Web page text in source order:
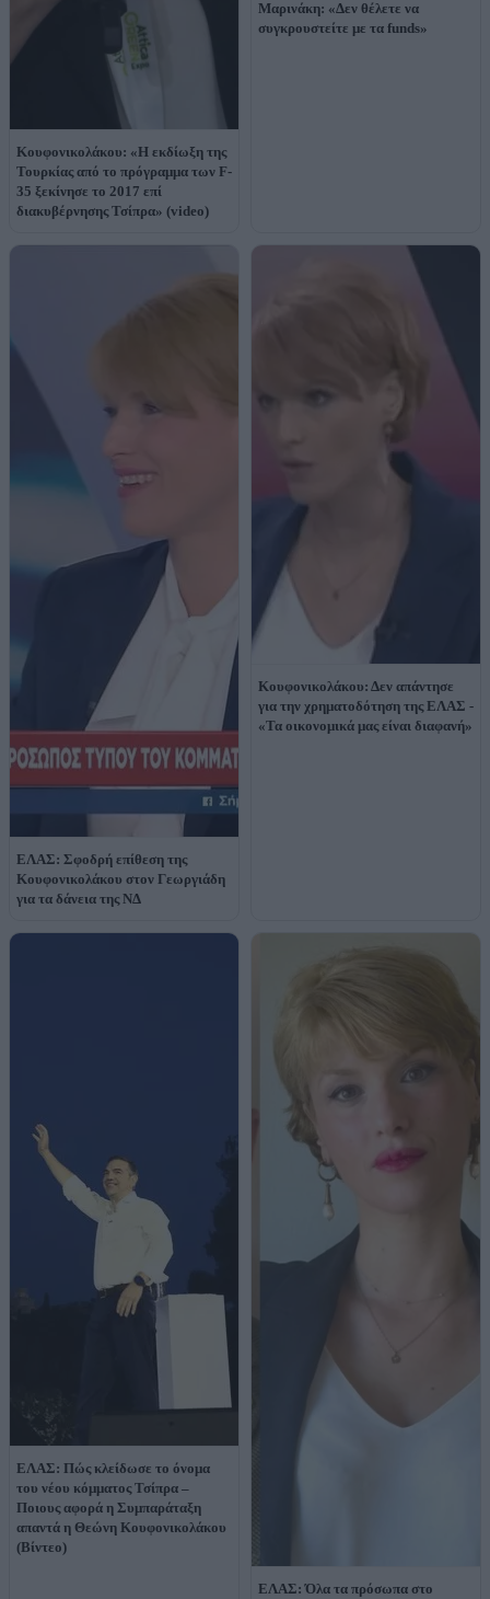
Κουφονικολάκου: «Η εκδίωξη της
Τουρκίας από το πρόγραμμα των F-
35 ξεκίνησε το 2017 επί
διακυβέρνησης Τσίπρα» (video)
Μαρινάκη: «Δεν θέλετε να
συγκρουστείτε με τα funds»
ΕΛΑΣ: Σφοδρή επίθεση της
Κουφονικολάκου στον Γεωργιάδη
για τα δάνεια της ΝΔ
Κουφονικολάκου: Δεν απάντησε
για την χρηματοδότηση της ΕΛΑΣ -
«Τα οικονομικά μας είναι διαφανή»
ΕΛΑΣ: Πώς κλείδωσε το όνομα
του νέου κόμματος Τσίπρα –
Ποιους αφορά η Συμπαράταξη
απαντά η Θεώνη Κουφονικολάκου
(Βίντεο)
ΕΛΑΣ: Όλα τα πρόσωπα στο